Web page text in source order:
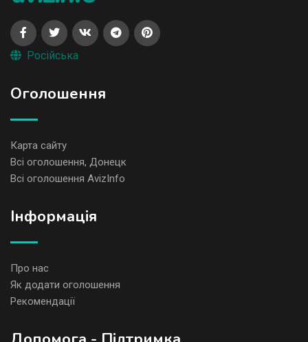
Російська
Оголошення
Карта сайту
Всі оголошення, Донецк
Всі оголошення AvizInfo
Iнформація
Про нас
Як додати оголошення
Рекомендації